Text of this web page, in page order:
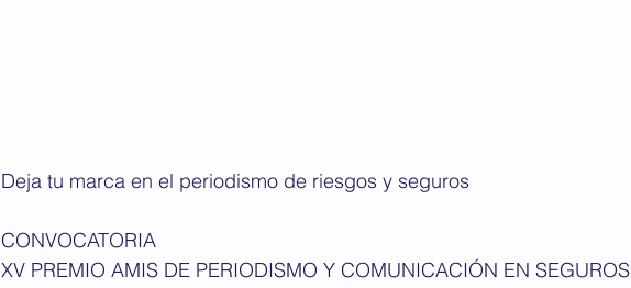
Deja tu marca en el periodismo de riesgos y seguros
CONVOCATORIA
XV PREMIO AMIS DE PERIODISMO Y COMUNICACIÓN EN SEGUROS